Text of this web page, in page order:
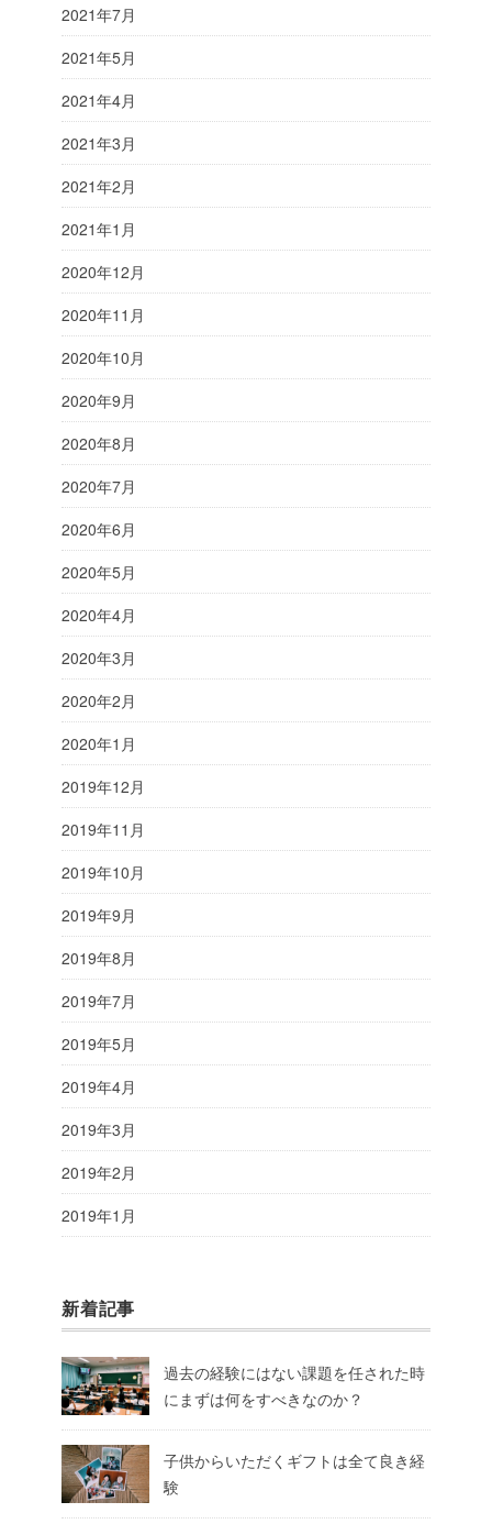
2021年7月
2021年5月
2021年4月
2021年3月
2021年2月
2021年1月
2020年12月
2020年11月
2020年10月
2020年9月
2020年8月
2020年7月
2020年6月
2020年5月
2020年4月
2020年3月
2020年2月
2020年1月
2019年12月
2019年11月
2019年10月
2019年9月
2019年8月
2019年7月
2019年5月
2019年4月
2019年3月
2019年2月
2019年1月
新着記事
過去の経験にはない課題を任された時
にまずは何をすべきなのか？
子供からいただくギフトは全て良き経
験